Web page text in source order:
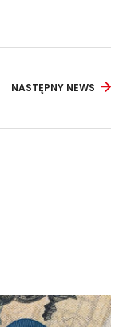
NASTĘPNY NEWS